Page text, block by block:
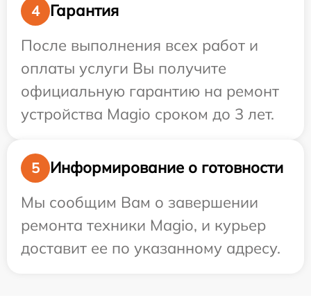
4
Гарантия
После выполнения всех работ и
оплаты услуги Вы получите
официальную гарантию на ремонт
устройства Magio сроком до 3 лет.
5
Информирование о готовности
Мы сообщим Вам о завершении
ремонта техники Magio, и курьер
доставит ее по указанному адресу.